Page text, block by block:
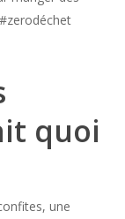
quoi
une